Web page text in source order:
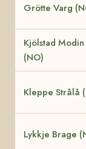
Grötte Varg
Kjölstad Modin
(NO)
Kleppe Strålå
Lykkje Brage